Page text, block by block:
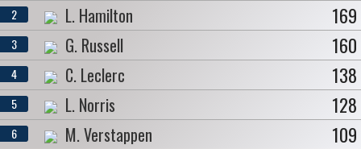
2 L. Hamilton 169
3 G. Russell 160
4 C. Leclerc 138
5 L. Norris 128
6 M. Verstappen 109